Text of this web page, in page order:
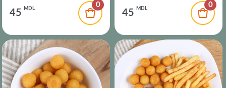
45 MDL 0
45 MDL 0